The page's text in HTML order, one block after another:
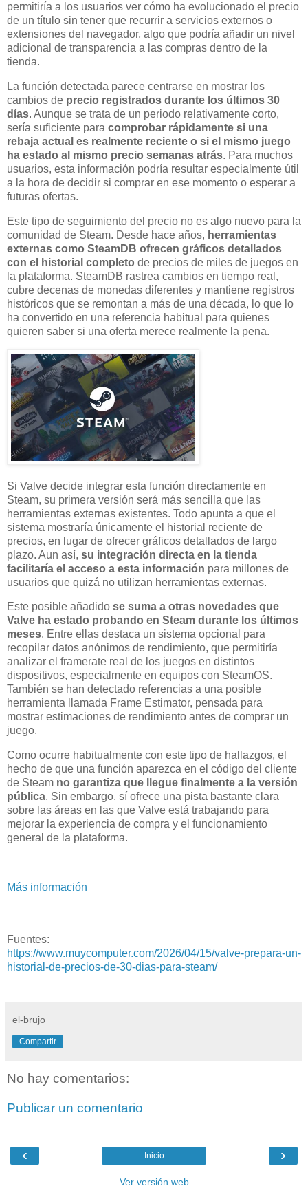
permitiría a los usuarios ver cómo ha evolucionado el precio
de un título sin tener que recurrir a servicios externos o
extensiones del navegador, algo que podría añadir un nivel
adicional de transparencia a las compras dentro de la
tienda.
La función detectada parece centrarse en mostrar los
cambios de precio registrados durante los últimos 30
días. Aunque se trata de un periodo relativamente corto,
sería suficiente para comprobar rápidamente si una
rebaja actual es realmente reciente o si el mismo juego
ha estado al mismo precio semanas atrás. Para muchos
usuarios, esta información podría resultar especialmente útil
a la hora de decidir si comprar en ese momento o esperar a
futuras ofertas.
Este tipo de seguimiento del precio no es algo nuevo para la
comunidad de Steam. Desde hace años, herramientas
externas como SteamDB ofrecen gráficos detallados
con el historial completo de precios de miles de juegos en
la plataforma. SteamDB rastrea cambios en tiempo real,
cubre decenas de monedas diferentes y mantiene registros
históricos que se remontan a más de una década, lo que lo
ha convertido en una referencia habitual para quienes
quieren saber si una oferta merece realmente la pena.
Si Valve decide integrar esta función directamente en
Steam, su primera versión será más sencilla que las
herramientas externas existentes. Todo apunta a que el
sistema mostraría únicamente el historial reciente de
precios, en lugar de ofrecer gráficos detallados de largo
plazo. Aun así, su integración directa en la tienda
facilitaría el acceso a esta información para millones de
usuarios que quizá no utilizan herramientas externas.
Este posible añadido se suma a otras novedades que
Valve ha estado probando en Steam durante los últimos
meses. Entre ellas destaca un sistema opcional para
recopilar datos anónimos de rendimiento, que permitiría
analizar el framerate real de los juegos en distintos
dispositivos, especialmente en equipos con SteamOS.
También se han detectado referencias a una posible
herramienta llamada Frame Estimator, pensada para
mostrar estimaciones de rendimiento antes de comprar un
juego.
Como ocurre habitualmente con este tipo de hallazgos, el
hecho de que una función aparezca en el código del cliente
de Steam no garantiza que llegue finalmente a la versión
pública. Sin embargo, sí ofrece una pista bastante clara
sobre las áreas en las que Valve está trabajando para
mejorar la experiencia de compra y el funcionamiento
general de la plataforma.
Más información
Fuentes:
https://www.muycomputer.com/2026/04/15/valve-prepara-un-
historial-de-precios-de-30-dias-para-steam/
el-brujo
Compartir
No hay comentarios:
Publicar un comentario
‹ ›
Inicio
Ver versión web